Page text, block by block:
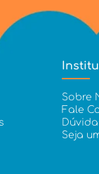
Sobre
Fale
Seja